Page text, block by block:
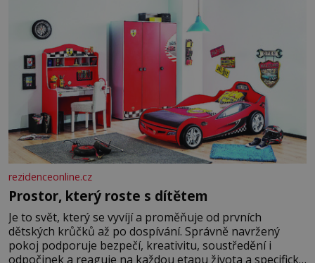
rezidenceonline.cz
Prostor, který roste s dítětem
Je to svět, který se vyvíjí a proměňuje od prvních
dětských krůčků až po dospívání. Správně navržený
pokoj podporuje bezpečí, kreativitu, soustředění i
odpočinek a reaguje na každou etapu života a specifické